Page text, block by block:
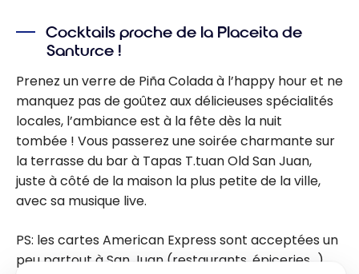
Cocktails proche de la Placeita de
Santurce !
Prenez un verre de Piña Colada à l’happy hour et ne
manquez pas de goûtez aux délicieuses spécialités
locales, l’ambiance est à la fête dès la nuit
tombée ! Vous passerez une soirée charmante sur
la terrasse du bar à Tapas T.tuan Old San Juan,
juste à côté de la maison la plus petite de la ville,
avec sa musique live.
PS: les cartes American Express sont acceptées un
peu partout à San Juan (restaurants, épiceries…).